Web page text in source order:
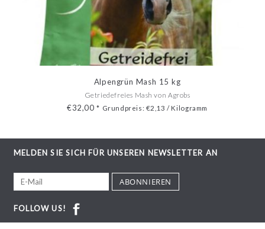
Alpengrün Mash 15 kg
Getriedefreies Mash von Agrobs
€32,00* Grundpreis: €2,13 / Kilogramm
MELDEN SIE SICH FÜR UNSEREN NEWSLETTER AN
ABONNIEREN
FOLLOW US!